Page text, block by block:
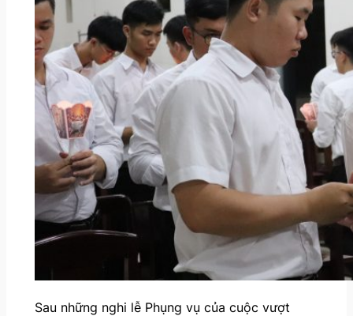
Sau những nghi lễ Phụng vụ của cuộc vượt